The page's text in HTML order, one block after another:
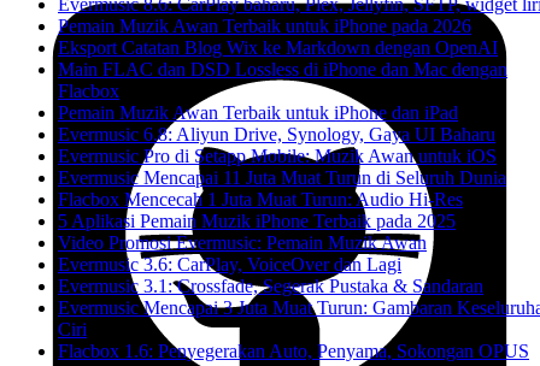
Evermusic 8.6: CarPlay baharu, Plex, Jellyfin, SFTP, widget
Pemain Muzik Awan Terbaik untuk iPhone pada 2026
Eksport Catatan Blog Wix ke Markdown dengan OpenAI
Main FLAC dan DSD Lossless di iPhone dan Mac dengan
Flacbox
Pemain Muzik Awan Terbaik untuk iPhone dan iPad
Evermusic 6.8: Aliyun Drive, Synology, Gaya UI Baharu
Evermusic Pro di Setapp Mobile: Muzik Awan untuk iOS
Evermusic Mencapai 11 Juta Muat Turun di Seluruh Dunia
Flacbox Mencecah 1 Juta Muat Turun: Audio Hi-Res
5 Aplikasi Pemain Muzik iPhone Terbaik pada 2025
Video Promosi Evermusic: Pemain Muzik Awan
Evermusic 3.6: CarPlay, VoiceOver dan Lagi
Evermusic 3.1: Crossfade, Segerak Pustaka & Sandaran
Evermusic Mencapai 3 Juta Muat Turun: Gambaran
Ciri
Flacbox 1.6: Penyegerakan Auto, Penyama, Sokongan OPUS